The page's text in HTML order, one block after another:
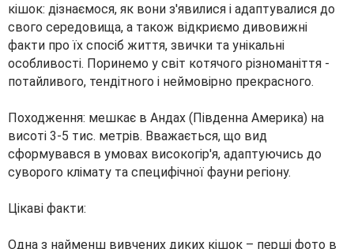
кішок: дізнаємося, як вони з'явилися і адаптувалися до
свого середовища, а також відкриємо дивовижні
факти про їх спосіб життя, звички та унікальні
особливості. Поринемо у світ котячого різноманіття -
потайливого, тендітного і неймовірно прекрасного.
Походження: мешкає в Андах (Південна Америка) на
висоті 3-5 тис. метрів. Вважається, що вид
сформувався в умовах високогір'я, адаптуючись до
суворого клімату та специфічної фауни регіону.
Цікаві факти:
Одна з найменш вивчених диких кішок – перші фото в